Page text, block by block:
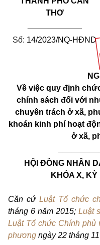
THƠ
Số: 14/2023/NQ-HĐND
Về việc quy định
chính sách đối với
chuyên trách ở xã,
khoán kinh phí hoạt
ở xã,
HỘI ĐỒNG NHÂN
KHÓA X,
Căn cứ Luật Tổ chức
tháng 6 năm 2015;Luật
Luật Tổ chức Chính phủ
phương ngày 22 tháng